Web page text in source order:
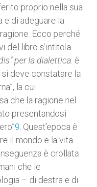
proprio nella sua
e di adeguare la
Ecco perché
del libro s’intitola
per la dialettica: è
si deve constatare la
la cui
che la ragione nel
presentandosi
9 . Quest’epoca è
il mondo e la vita
è crollata
che le
– di destra e di